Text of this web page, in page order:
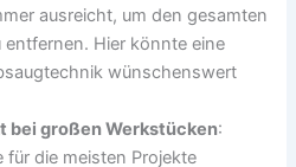
ausreicht, um den gesamten
entfernen. Hier könnte eine
wünschenswert
bei großen Werkstücken:
für die meisten Projekte